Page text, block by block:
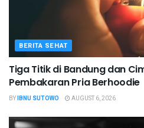
BERITA SEHAT
Tiga Titik di Bandung dan
Pembakaran Pria Berhoodie
BYIBNU SUTOWO AUGUST 6, 2026